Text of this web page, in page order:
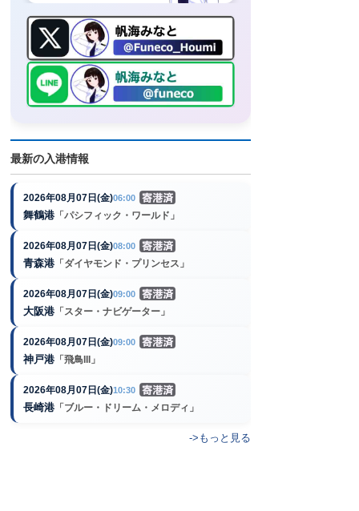
最新の入港情報
2026年08月07日(金)06:00
舞鶴港 「パシフィック・ワールド」
2026年08月07日(金)08:00
青森港 「ダイヤモンド・プリンセス」
2026年08月07日(金)09:00
大阪港 「スター・ナビゲーター」
2026年08月07日(金)09:00
神戸港 「飛鳥III」
2026年08月07日(金)10:30
長崎港 「ブルー・ドリーム・メロディ」
->もっと見る